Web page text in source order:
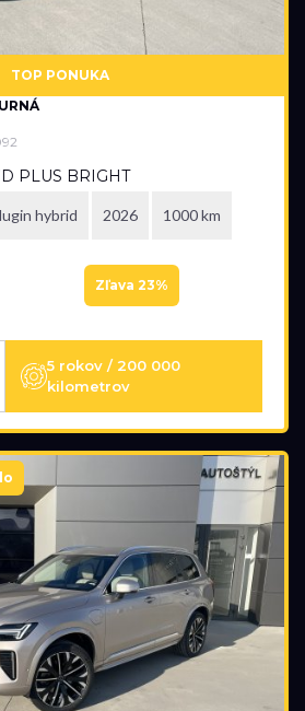
TOP PONUKA
PLUS BRIGHT
hybrid 2026 1000 km
Zľava 23%
5 rokov / 200 000
kilometrov